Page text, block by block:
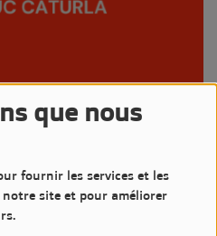
que nous
fournir les services et les
site et pour améliorer
Luc nous propose un Concert
sur LM7 Radio